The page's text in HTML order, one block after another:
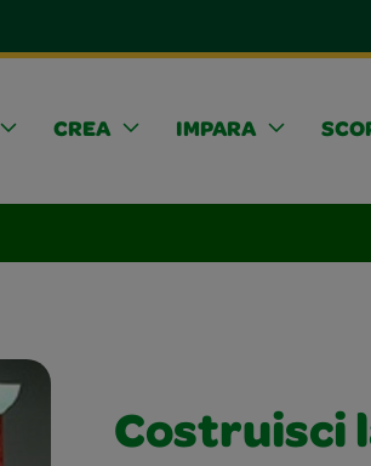
CREA IMPARA
Costruisci